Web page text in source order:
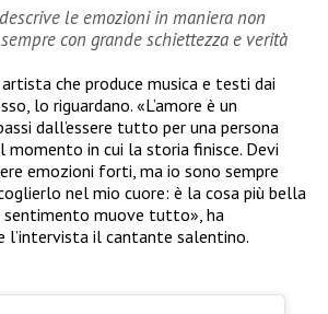
le emozioni in maniera non
con grande schiettezza e verità
che produce musica e testi dai
lo riguardano. «L’amore è un
dall’essere tutto per una persona
momento in cui la storia finisce. Devi
emozioni forti, ma io sono sempre
nel mio cuore: è la cosa più bella
sentimento muove tutto», ha
l’intervista il cantante salentino.